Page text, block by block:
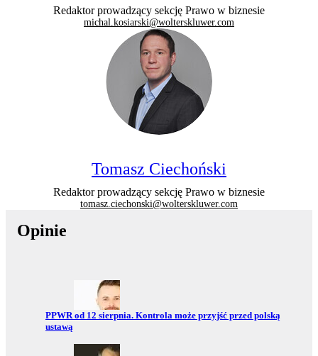
Redaktor prowadzący sekcję Prawo w biznesie
michal.kosiarski@wolterskluwer.com
Tomasz Ciechoński
Redaktor prowadzący sekcję Prawo w biznesie
tomasz.ciechonski@wolterskluwer.com
Opinie
Przejdź do:
PPWR od 12 sierpnia. Kontrola może przyjść przed polską
ustawą